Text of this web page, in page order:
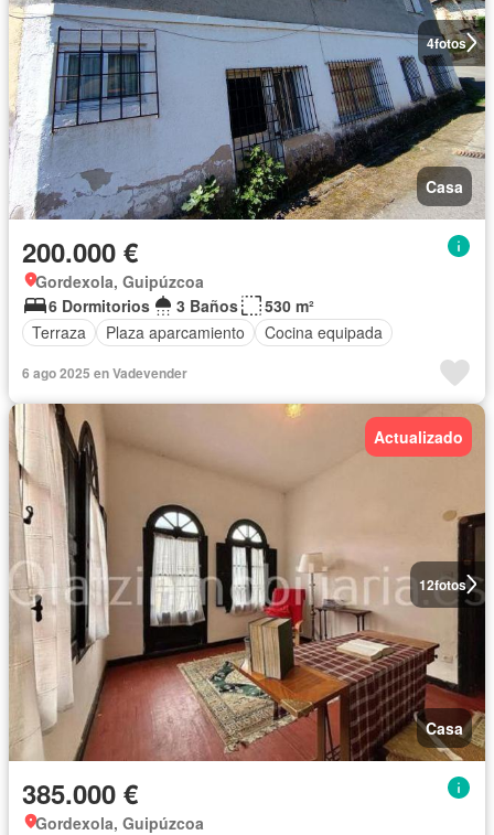
4fotos
Casa
200.000 €
Gordexola, Guipúzcoa
6 Dormitorios
3 Baños
530 m²
Terraza
Plaza aparcamiento Cocina equipada
6 ago 2025 en Vadevender
12fotos
Actualizado
Casa
385.000 €
Gordexola, Guipúzcoa